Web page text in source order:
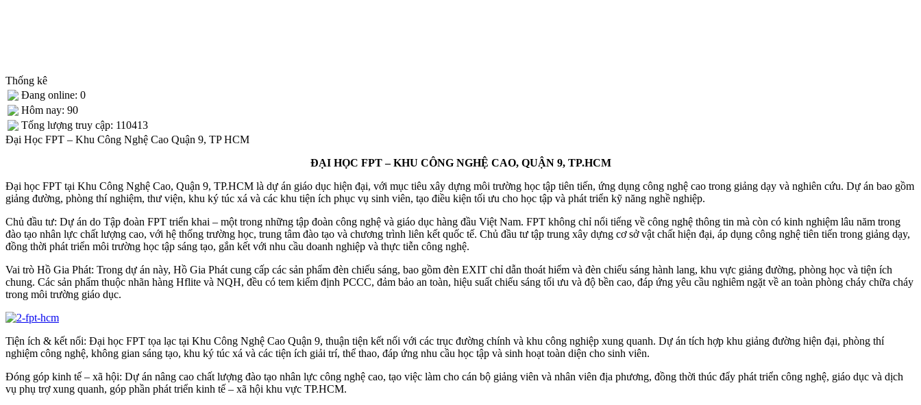
Thống kê
Đang online: 0
Hôm nay: 90
Tống lượng truy cập: 110413
Đại Học FPT – Khu Công Nghệ Cao Quận 9, TP HCM
ĐẠI HỌC FPT – KHU CÔNG NGHỆ CAO, QUẬN 9, TP.HCM
Đại học FPT tại Khu Công Nghệ Cao, Quận 9, TP.HCM là dự án giáo dục hiện đại, với mục tiêu xây dựng môi trường học tập tiên tiến, ứng dụng công nghệ cao trong giảng dạy và nghiên cứu. Dự án bao gồm
giảng đường, phòng thí nghiệm, thư viện, khu ký túc xá và các khu tiện ích phục vụ sinh viên, tạo điều kiện tối ưu cho học tập và phát triển kỹ năng nghề nghiệp.
Chủ đầu tư: Dự án do Tập đoàn FPT triển khai – một trong những tập đoàn công nghệ và giáo dục hàng đầu Việt Nam. FPT không chỉ nổi tiếng về công nghệ thông tin mà còn có kinh nghiệm lâu năm trong
đào tạo nhân lực chất lượng cao, với hệ thống trường học, trung tâm đào tạo và chương trình liên kết quốc tế. Chủ đầu tư tập trung xây dựng cơ sở vật chất hiện đại, áp dụng công nghệ tiên tiến trong giảng dạy,
đồng thời phát triển môi trường học tập sáng tạo, gắn kết với nhu cầu doanh nghiệp và thực tiễn công nghệ.
Vai trò Hồ Gia Phát: Trong dự án này, Hồ Gia Phát cung cấp các sản phẩm đèn chiếu sáng, bao gồm đèn EXIT chỉ dẫn thoát hiểm và đèn chiếu sáng hành lang, khu vực giảng đường, phòng học và tiện ích
chung. Các sản phẩm thuộc nhãn hàng Hflite và NQH, đều có tem kiểm định PCCC, đảm bảo an toàn, hiệu suất chiếu sáng tối ưu và độ bền cao, đáp ứng yêu cầu nghiêm ngặt về an toàn phòng cháy chữa cháy
trong môi trường giáo dục.
Tiện ích & kết nối: Đại học FPT tọa lạc tại Khu Công Nghệ Cao Quận 9, thuận tiện kết nối với các trục đường chính và khu công nghiệp xung quanh. Dự án tích hợp khu giảng đường hiện đại, phòng thí
nghiệm công nghệ, không gian sáng tạo, khu ký túc xá và các tiện ích giải trí, thể thao, đáp ứng nhu cầu học tập và sinh hoạt toàn diện cho sinh viên.
Đóng góp kinh tế – xã hội: Dự án nâng cao chất lượng đào tạo nhân lực công nghệ cao, tạo việc làm cho cán bộ giảng viên và nhân viên địa phương, đồng thời thúc đẩy phát triển công nghệ, giáo dục và dịch
vụ phụ trợ xung quanh, góp phần phát triển kinh tế – xã hội khu vực TP.HCM.